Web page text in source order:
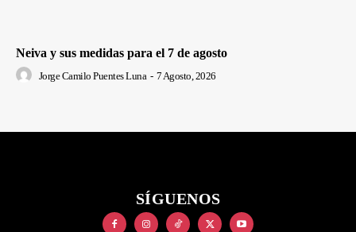
Neiva y sus medidas para el 7 de agosto
Jorge Camilo Puentes Luna - 7 Agosto, 2026
SÍGUENOS